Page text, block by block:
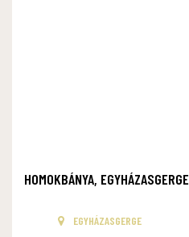
HOMOKBÁNYA, EGYHÁZASGERGE
EGYHÁZASGERGE